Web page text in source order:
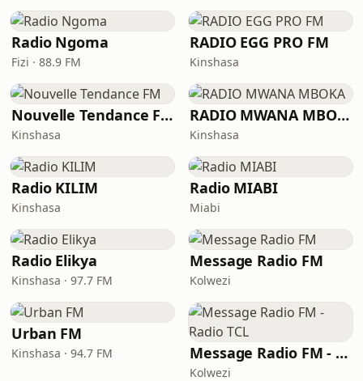
Radio Ngoma
Fizi · 88.9 FM
RADIO EGG PRO FM
Kinshasa
Nouvelle Tendance FM
Kinshasa
RADIO MWANA MBOKA
Kinshasa
Radio KILIM
Kinshasa
Radio MIABI
Miabi
Radio Elikya
Kinshasa · 97.7 FM
Message Radio FM
Kolwezi
Urban FM
Kinshasa · 94.7 FM Message Radio FM - Radio TCL
Kolwezi